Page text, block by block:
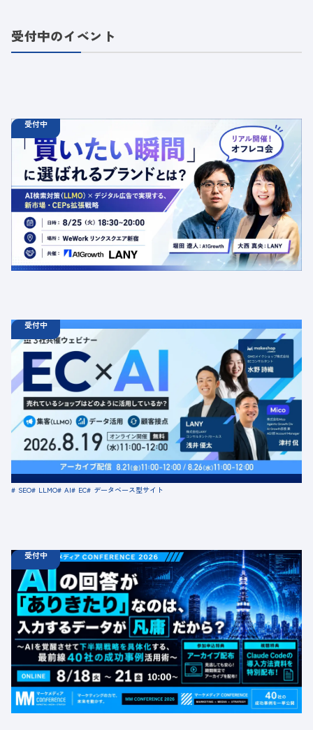
受付中のイベント
受付中
オフラインイベント 18:30 - 20:00
【オフラインイベント】「買いたい瞬間」に選ばれるブラ
ンドとは？AI検索対策（LLMO）×デジタル広告で実現す
る、新市場・CEPs拡張戦略
定員数：50名
金額：無料
場所：東京都渋谷区千駄ヶ谷5-27-5 リンクスクエア新宿16F
WeWork内 最寄り：新宿駅・代々木駅・新宿三丁目駅
交流会 共催 AI LLMO デジタルマーケティング トレンド 採用イベント 広告
受付中
ウェビナー 08.19
11:00 - 12:00
水 11:00 - 12:00
【無料セミナー】EC × AI 売れているショップはどのよう
に活用しているか？ 「集客（LLMO）」「データ活用」
「顧客接点」
定員数：500名
金額：無料
場所：オンライン
SEO LLMO AI EC データベース型サイト
受付中
ウェビナー 08.18 火 10:00 -
08.21 金 16:00
【無料カンファレンス】AIの回答が「ありきたり」なの
は、入力するデータが凡庸だから？ 〜AIを覚醒させて下
半期戦略を具体化する、最前線40社の成功事例活用術〜
定員数：1000名
金額：無料
場所：オンライン
BtoB